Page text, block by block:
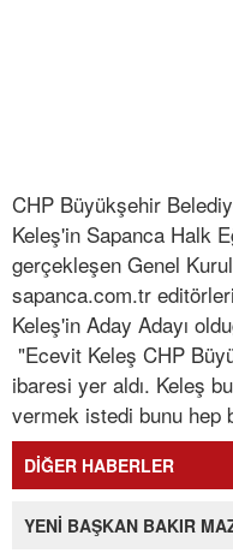
CHP Büyükşehir
Keleş'in Sapanca Halk
gerçekleşen Genel
sapanca.com.tr
Keleş'in Aday Adayı
"Ecevit Keleş CHP
ibaresi yer aldı. Keleş
vermek istedi bunu hep
DİĞER HABERLER
YENİ BAŞKAN BAKIR